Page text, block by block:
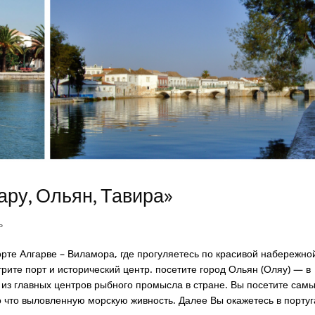
Ольян, Тавира»
Алгарве – Виламора, где прогуляетесь по красивой
порт и исторический центр. посетите город Ольян (Оляу) — в
главных центров рыбного промысла в стране. Вы посетите
выловленную морскую живность. Далее Вы окажетесь в